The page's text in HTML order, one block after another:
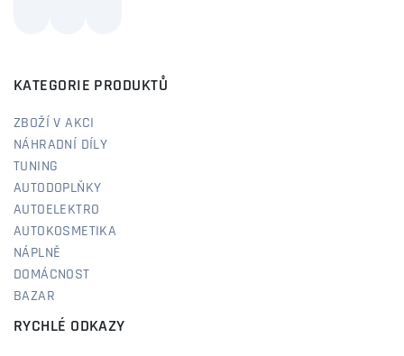
KATEGORIE PRODUKTŮ
ZBOŽÍ V AKCI
NÁHRADNÍ DÍLY
TUNING
AUTODOPLŇKY
AUTOELEKTRO
AUTOKOSMETIKA
NÁPLNĚ
DOMÁCNOST
BAZAR
RYCHLÉ ODKAZY